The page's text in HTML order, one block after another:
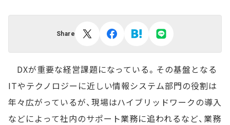
Share
DXが重要な経営課題になっている。その基盤となる
ITやテクノロジーに近しい情報システム部門の役割は
年々広がっているが、現場はハイブリッドワークの導入
などによって社内のサポート業務に追われるなど、業務